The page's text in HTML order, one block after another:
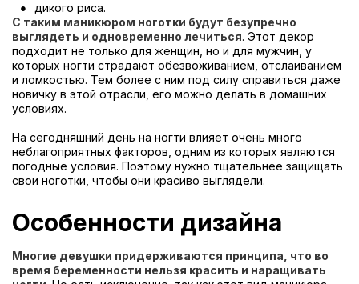
дикого риса.
С таким маникюром ноготки будут безупречно
выглядеть и одновременно лечиться. Этот декор
подходит не только для женщин, но и для мужчин, у
которых ногти страдают обезвоживанием, отслаиванием
и ломкостью. Тем более с ним под силу справиться даже
новичку в этой отрасли, его можно делать в домашних
условиях.
На сегодняшний день на ногти влияет очень много
неблагоприятных факторов, одним из которых являются
погодные условия. Поэтому нужно тщательнее защищать
свои ноготки, чтобы они красиво выглядели.
Особенности дизайна
Многие девушки придерживаются принципа, что во
время беременности нельзя красить и наращивать